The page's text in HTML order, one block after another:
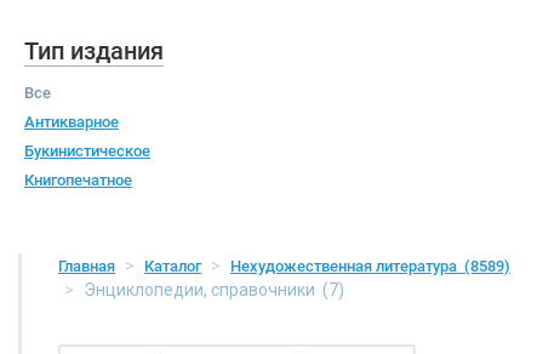
Тип издания
Все
Антикварное
Букинистическое
Книгопечатное
Главная Каталог Нехудожественная литература (8589)
Энциклопедии, справочники (7)